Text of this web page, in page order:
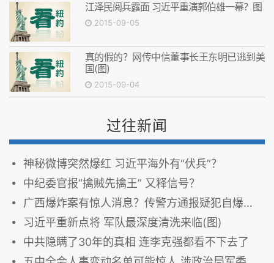
江泽民阅兵露面 习近平重演郭伯雄一幕？图
2015-09-05
真的假的？网传中信董事长王东明已逃到美
国(图)
2015-09-04
过往新闻
神秘微博突然爆红 习近平海外有“伏兵”？
中纪委官报“擒贼先擒王” 又释信号？
广西爆炸案有惊人消息？传警方通报疑犯自爆身亡(图)
习近平重新点将 军队最深度清洗来临(图)
中共隐瞒了30年的真相 连李克强都看不下去了